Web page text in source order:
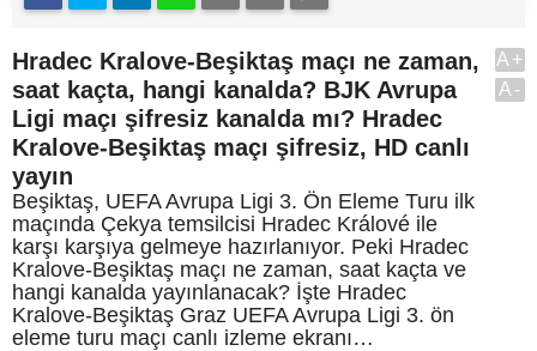
Hradec Kralove-Beşiktaş maçı ne zaman,
saat kaçta, hangi kanalda? BJK Avrupa
Ligi maçı şifresiz kanalda mı? Hradec
Kralove-Beşiktaş maçı şifresiz, HD canlı
yayın
Beşiktaş, UEFA Avrupa Ligi 3. Ön Eleme Turu ilk
maçında Çekya temsilcisi Hradec Králové ile
karşı karşıya gelmeye hazırlanıyor. Peki Hradec
Kralove-Beşiktaş maçı ne zaman, saat kaçta ve
hangi kanalda yayınlanacak? İşte Hradec
Kralove-Beşiktaş Graz UEFA Avrupa Ligi 3. ön
eleme turu maçı canlı izleme ekranı…
A+
A-